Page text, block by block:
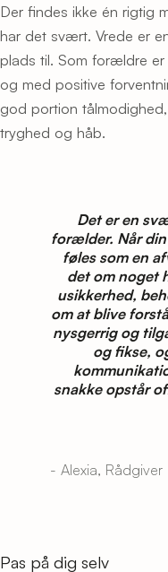
Der findes ikke én rigtig
har det svært. Vrede er
plads til. Som forældre
og med positive
god portion
tryghed og håb.
Det er en
forælder. Når
føles som en
det om noget
usikkerhed,
om at blive
nysgerrig og
og fikse,
snakke opstår
- Alexia, Rådgiver
Pas på dig selv